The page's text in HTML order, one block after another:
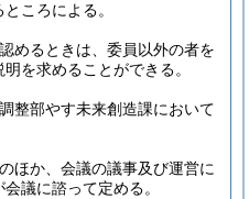
ころによる。
めるときは、委員以外の者を
を求めることができる。
整部やす未来創造課において
ほか、会議の議事及び運営に
議に諮って定める。